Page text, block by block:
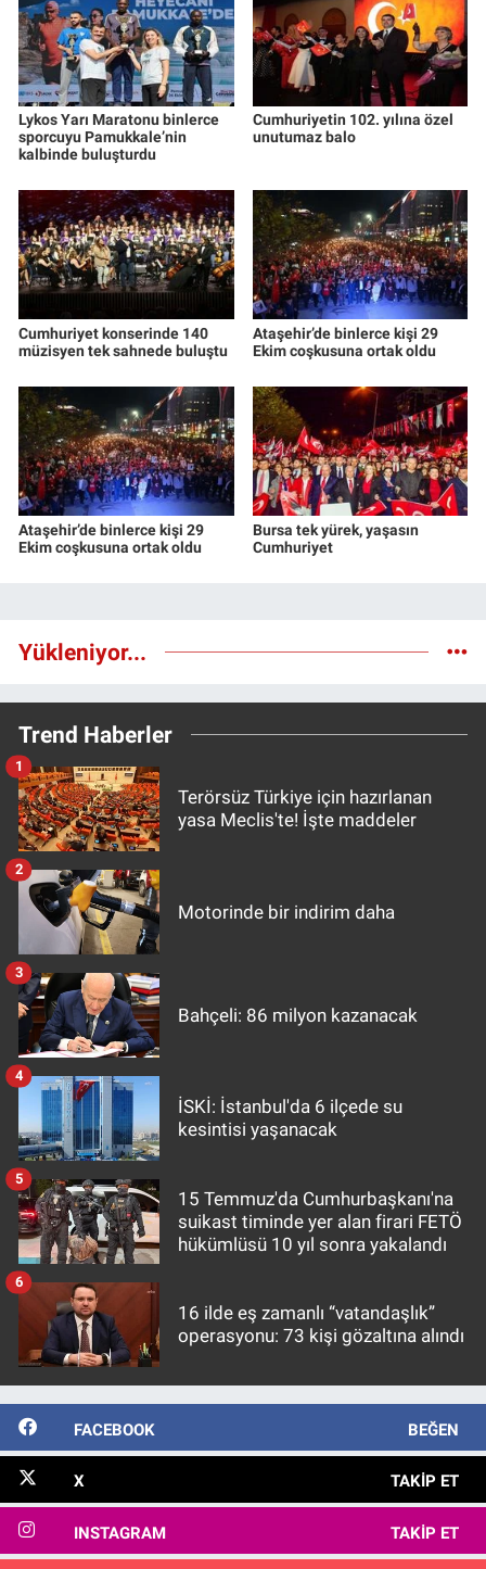
Lykos Yarı Maratonu binlerce
sporcuyu Pamukkale’nin
kalbinde buluşturdu
Cumhuriyetin 102. yılına özel
unutumaz balo
Cumhuriyet konserinde 140
müzisyen tek sahnede buluştu
Ataşehir’de binlerce kişi 29
Ekim coşkusuna ortak oldu
Ataşehir’de binlerce kişi 29
Ekim coşkusuna ortak oldu
Bursa tek yürek, yaşasın
Cumhuriyet
Yükleniyor...
Trend Haberler
Terörsüz Türkiye için hazırlanan
yasa Meclis'te! İşte maddeler
1
Motorinde bir indirim daha
2
Bahçeli: 86 milyon kazanacak
3
İSKİ: İstanbul'da 6 ilçede su
kesintisi yaşanacak
4
15 Temmuz'da Cumhurbaşkanı'na
suikast timinde yer alan firari FETÖ
hükümlüsü 10 yıl sonra yakalandı
5
16 ilde eş zamanlı “vatandaşlık”
operasyonu: 73 kişi gözaltına alındı
6
FACEBOOK BEĞEN
X TAKIP ET
INSTAGRAM TAKIP ET